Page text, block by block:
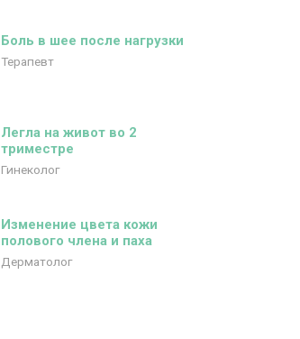
Боль в шее после нагрузки
Терапевт
Легла на живот во 2
триместре
Гинеколог
Изменение цвета кожи
полового члена и паха
Дерматолог